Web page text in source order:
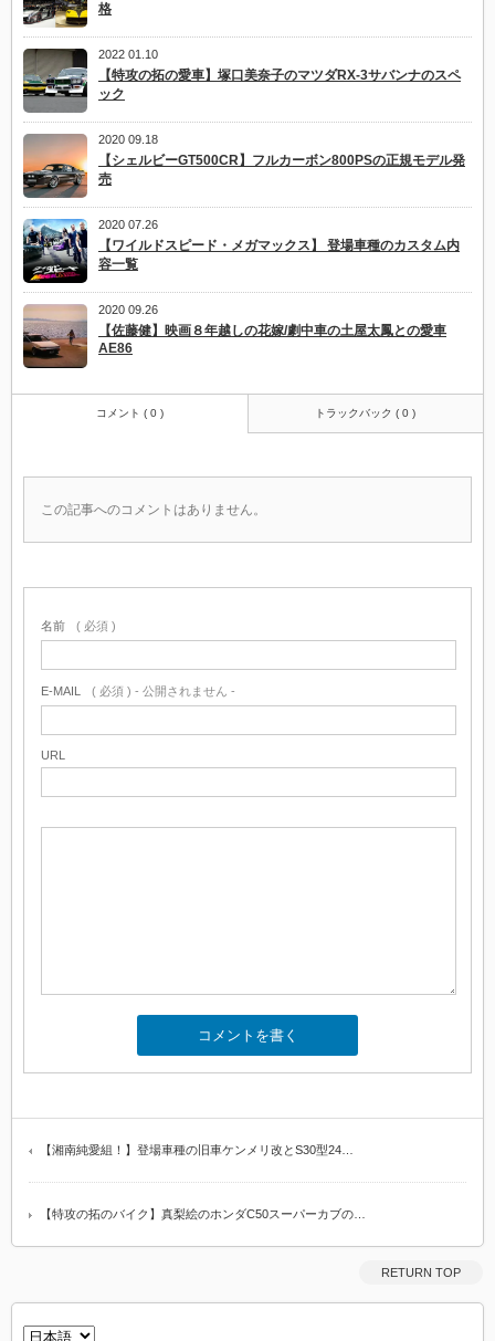
格
2022 01.10
【特攻の拓の愛車】塚口美奈子のマツダRX-3サバンナのスペ
ック
2020 09.18
【シェルビーGT500CR】フルカーボン800PSの正規モデル発
売
2020 07.26
【ワイルドスピード・メガマックス】 登場車種のカスタム内
容一覧
2020 09.26
【佐藤健】映画８年越しの花嫁/劇中車の土屋太鳳との愛車
AE86
コメント ( 0 ) トラックバック ( 0 )
この記事へのコメントはありません。
名前 ( 必須 )
E-MAIL ( 必須 ) - 公開されません -
URL
【湘南純愛組！】登場車種の旧車ケンメリ改とS30型24…
【特攻の拓のバイク】真梨絵のホンダC50スーパーカブの…
RETURN TOP
言